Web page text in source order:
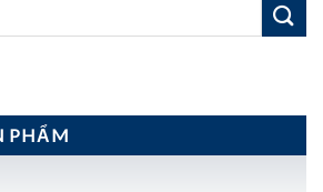
PHẨM